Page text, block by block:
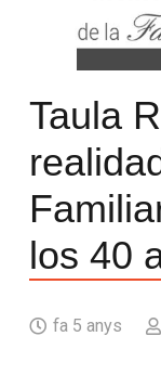
Taula
los 40
fa 5 anys